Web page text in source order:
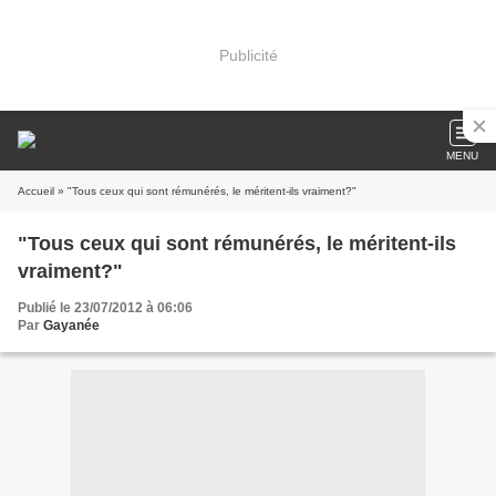
Publicité
MENU
Accueil » "Tous ceux qui sont rémunérés, le méritent-ils vraiment?"
"Tous ceux qui sont rémunérés, le méritent-ils
vraiment?"
Publié le 23/07/2012 à 06:06
Par Gayanée